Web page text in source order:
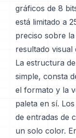
gráficos de 8
está limitado a
preciso sobre
resultado visual
La estructura
simple, consta
el formato y la
paleta en sí.
de entradas de
un solo color.